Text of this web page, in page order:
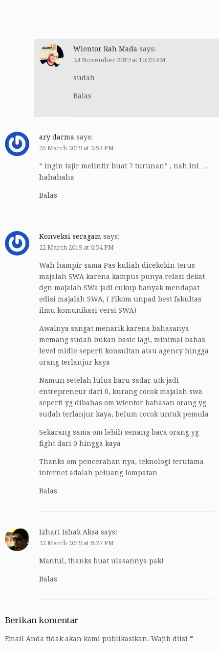
Wientor Rah Mada says:
24 November 2019 at 10:29 PM
sudah
Balas
ary darma says:
25 March 2019 at 2:53 PM
” ingin tajir melintir buat 7 turunan” , nah ini….
hahahaha
Balas
Konveksi seragam says:
22 March 2019 at 6:54 PM
Wah hampir sama Pas kuliah dicekokin terus
majalah SWA karena kampus punya relasi dekat
dgn majalah SWa jadi cukup banyak mendapat
edisi majalah SWA, ( Fikom unpad best fakultas
ilmu komunikasi versi SWA)
Awalnya sangat menarik karena bahasanya
memang sudah bukan basic lagi, minimal bahas
level midle seperti konsultan atau agency hingga
orang terlanjur kaya
Namun setelah lulus baru sadar utk jadi
entrepreneur dari 0, kurang cocok majalah swa
seperti yg dibahas om wientor bahasan orang yg
sudah terlanjur kaya, belum cocok untuk pemula
Sekarang sama om lebih senang baca orang yg
fight dari 0 hingga kaya
Thanks om pencerahan nya, teknologi terutama
internet adalah peluang lompatan
Balas
Izhari Ishak Aksa says:
22 March 2019 at 6:27 PM
Mantul, thanks buat ulasannya pak!
Balas
Berikan komentar
Email Anda tidak akan kami publikasikan. Wajib diisi *